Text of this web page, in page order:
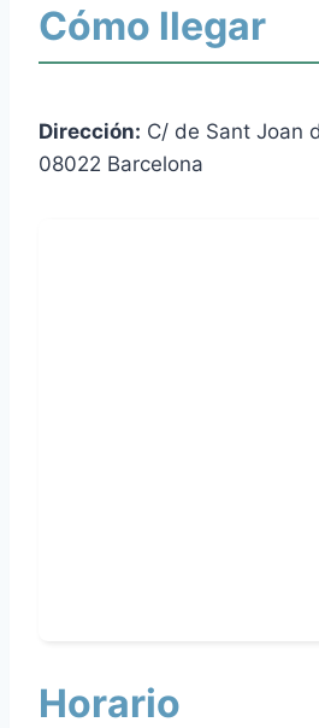
Cómo llegar
Dirección: C/ de Sant Joan
08022 Barcelona
Horario